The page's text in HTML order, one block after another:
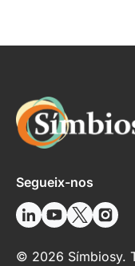
Segueix-nos
© 2026 Símbiosy.